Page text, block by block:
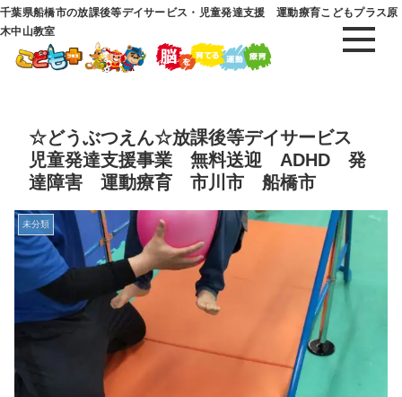
千葉県船橋市の放課後等デイサービス・児童発達支援 運動療育こどもプラス原
木中山教室
☆どうぶつえん☆放課後等デイサービス
児童発達支援事業 無料送迎 ADHD 発
達障害 運動療育 市川市 船橋市
未分類